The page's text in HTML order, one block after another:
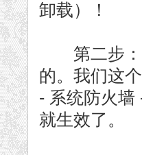
卸载）！
第二步：
的。我们这
- 系统防火墙
就生效了。